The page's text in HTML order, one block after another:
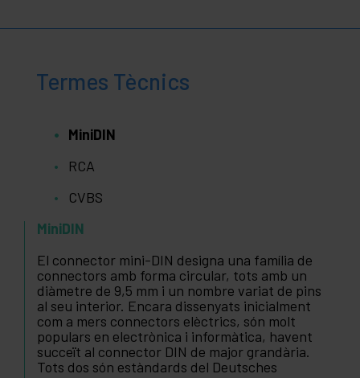
Termes Tècnics
MiniDIN
RCA
CVBS
MiniDIN
El connector mini-DIN designa una família de
connectors amb forma circular, tots amb un
diàmetre de 9,5 mm i un nombre variat de pins
al seu interior. Encara dissenyats inicialment
com a mers connectors elèctrics, són molt
populars en electrònica i informàtica, havent
succeït al connector DIN de major grandària.
Tots dos són estàndards del Deutsches